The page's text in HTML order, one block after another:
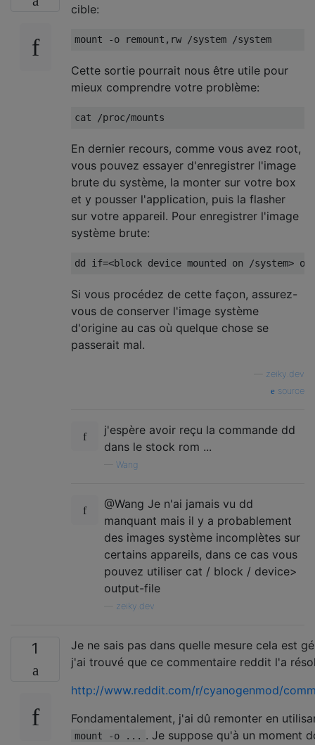
cible:
Cette sortie pourrait nous être utile pour
mieux comprendre votre problème:
En dernier recours, comme vous avez root,
vous pouvez essayer d'enregistrer l'image
brute du système, la monter sur votre box
et y pousser l'application, puis la flasher
sur votre appareil. Pour enregistrer l'image
système brute:
Si vous procédez de cette façon, assurez-
vous de conserver l'image système
d'origine au cas où quelque chose se
passerait mal.
zeiky.dev
source
j'espère avoir reçu la commande dd
dans le stock rom ...
Wang
@Wang Je n'ai jamais vu dd
manquant mais il y a probablement
des images système incomplètes sur
certains appareils, dans ce cas vous
pouvez utiliser cat / block / device>
output-file
zeiky.dev
1
Je ne sais pas dans quelle mesure cela est
j'ai trouvé que ce commentaire reddit l'a
http://www.reddit.com/r/cyanogenmod/
Fondamentalement, j'ai dû remonter en
mount -o ... . Je suppose qu'à un moment